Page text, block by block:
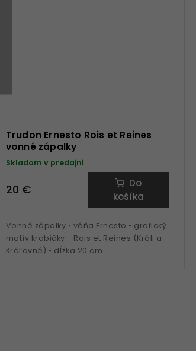
Trudon Ernesto Rois et Reines
vonné zápalky
Skladom v predajni
20 €
Do
košíka
Vonné zápalky • vôňa Ernesto • grafický
motív krabičky - Rois et Reines (Králi a
Kráľovné) • dĺžka 20 cm